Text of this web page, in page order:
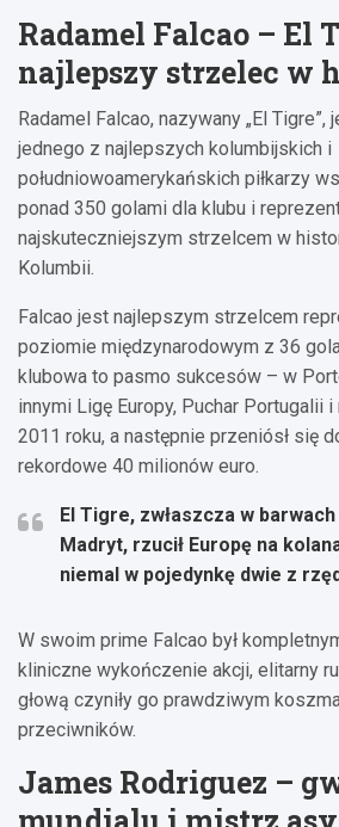
Radamel Falcao – El
najlepszy strzelec w
Radamel Falcao, nazywany „El Tigre”,
jednego z najlepszych kolumbijskich i
południowoamerykańskich piłkarzy
ponad 350 golami dla klubu i
najskuteczniejszym strzelcem w
Kolumbii.
Falcao jest najlepszym strzelcem
poziomie międzynarodowym z 36
klubowa to pasmo sukcesów – w
innymi Ligę Europy, Puchar Portugalii
2011 roku, a następnie przeniósł się
rekordowe 40 milionów euro.
El Tigre, zwłaszcza w
Madryt, rzucił Europę na
niemal w pojedynkę dwie z
W swoim prime Falcao był
kliniczne wykończenie akcji, elitarny
głową czyniły go prawdziwym
przeciwników.
James Rodriguez –